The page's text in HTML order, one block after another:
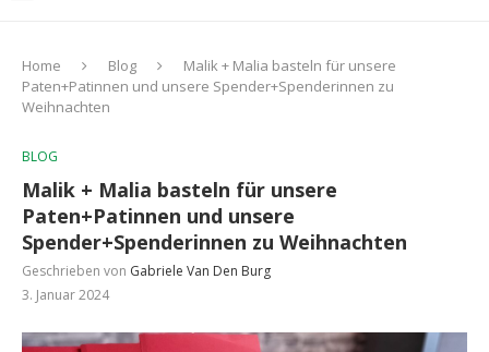
Home Blog
Malik + Malia basteln für unsere
Paten+Patinnen und unsere Spender+Spenderinnen zu
Weihnachten
BLOG
Malik + Malia basteln für unsere
Paten+Patinnen und unsere
Spender+Spenderinnen zu Weihnachten
Geschrieben von Gabriele Van Den Burg
3. Januar 2024